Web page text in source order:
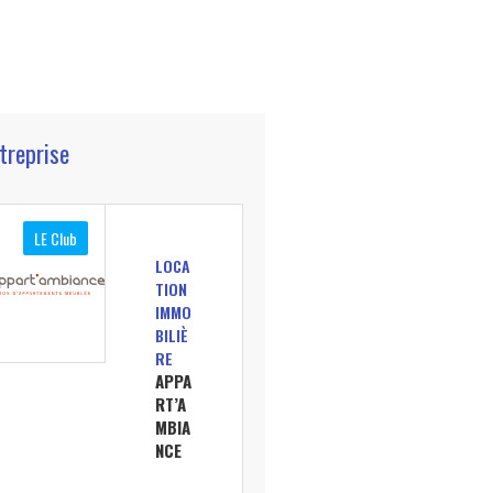
LE Club
LOCA
TION
IMMO
BILIÈ
RE
APPA
RT’A
MBIA
NCE